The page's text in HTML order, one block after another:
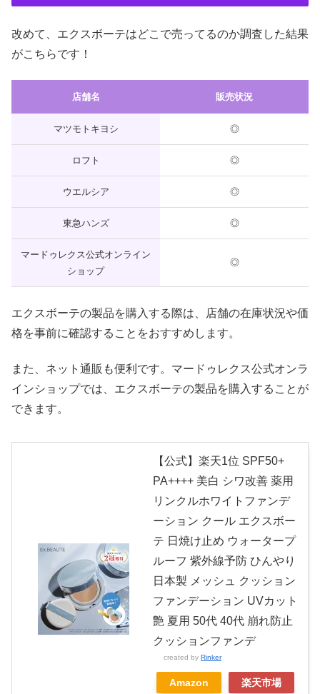
改めて、エクスボーテはどこで売ってるのか調査した結果
がこちらです！
店舗名 販売状況
マツモトキヨシ ◎
ロフト ◎
ウエルシア ◎
東急ハンズ ◎
マードゥレクス公式オンライン
ショップ
◎
エクスボーテの製品を購入する際は、店舗の在庫状況や価
格を事前に確認することをおすすめします。
また、ネット通販も便利です。マードゥレクス公式オンラ
インショップでは、エクスボーテの製品を購入することが
できます。
【公式】楽天1位 SPF50+
PA++++ 美白 シワ改善 薬用
リンクルホワイトファンデ
ーション クール エクスボー
テ 日焼け止め ウォータープ
ルーフ 紫外線予防 ひんやり
日本製 メッシュ クッション
ファンデーション UVカット
艶 夏用 50代 40代 崩れ防止
クッションファンデ
created by Rinker
Amazon 楽天市場